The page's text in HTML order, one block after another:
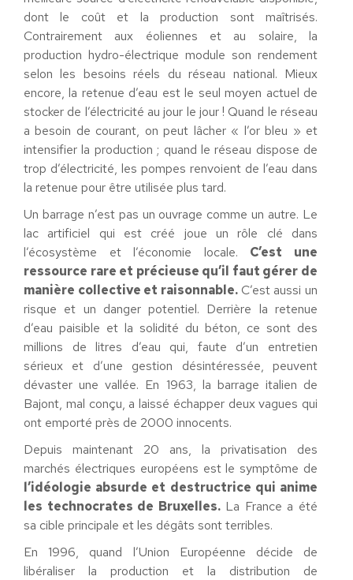
dont le coût et la production sont maîtrisés.
Contrairement aux éoliennes et au solaire, la
production hydro-électrique module son rendement
selon les besoins réels du réseau national. Mieux
encore, la retenue d’eau est le seul moyen actuel de
stocker de l’électricité au jour le jour ! Quand le réseau
a besoin de courant, on peut lâcher « l’or bleu » et
intensifier la production ; quand le réseau dispose de
trop d’électricité, les pompes renvoient de l’eau dans
la retenue pour être utilisée plus tard.
Un barrage n’est pas un ouvrage comme un autre. Le
lac artificiel qui est créé joue un rôle clé dans
l’écosystème et l’économie locale. C’est une
ressource rare et précieuse qu’il faut gérer de
manière collective et raisonnable.C’est aussi un
risque et un danger potentiel. Derrière la retenue
d’eau paisible et la solidité du béton, ce sont des
millions de litres d’eau qui, faute d’un entretien
sérieux et d’une gestion désintéressée, peuvent
dévaster une vallée. En 1963, la barrage italien de
Bajont, mal conçu, a laissé échapper deux vagues qui
ont emporté près de 2000 innocents.
Depuis maintenant 20 ans, la privatisation des
marchés électriques européens est le symptôme de
l’idéologie absurde et destructrice qui anime
les technocrates de Bruxelles. La France a été
sa cible principale et les dégâts sont terribles.
En 1996, quand l’Union Européenne décide de
libéraliser la production et la distribution de